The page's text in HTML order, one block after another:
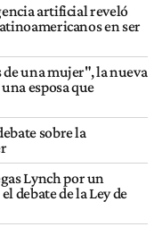
artificial reveló
en ser
una mujer", la nueva
esposa que
sobre la
Lynch por un
debate de la Ley de